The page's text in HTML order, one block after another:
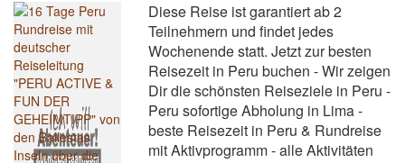
Diese Reise ist garantiert ab 2
Teilnehmern und findet jedes
Wochenende statt. Jetzt zur besten
Reisezeit in Peru buchen - Wir zeigen
Dir die schönsten Reiseziele in Peru -
Peru sofortige Abholung in Lima -
beste Reisezeit in Peru & Rundreise
mit Aktivprogramm - alle Aktivitäten